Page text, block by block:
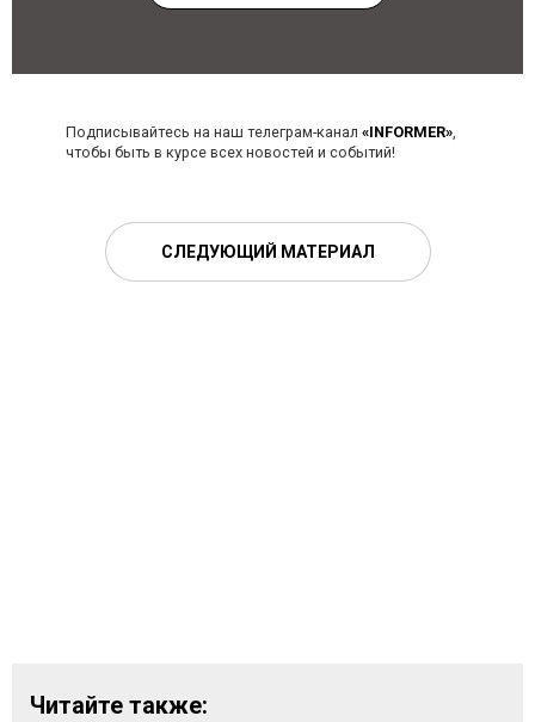
Подписывайтесь на наш телеграм-канал «INFORMER»,
чтобы быть в курсе всех новостей и событий!
СЛЕДУЮЩИЙ МАТЕРИАЛ
Читайте также: